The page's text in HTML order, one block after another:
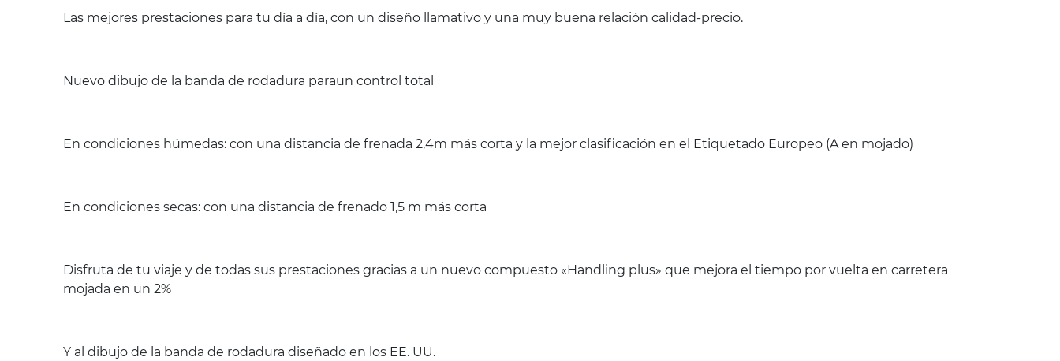
Las mejores prestaciones para tu día a día, con un diseño llamativo y una muy buena relación calidad-precio.
Nuevo dibujo de la banda de rodadura paraun control total
En condiciones húmedas: con una distancia de frenada 2,4m más corta y la mejor clasificación en el Etiquetado Europeo (A en mojado)
En condiciones secas: con una distancia de frenado 1,5 m más corta
Disfruta de tu viaje y de todas sus prestaciones gracias a un nuevo compuesto «Handling plus» que mejora el tiempo por vuelta en carretera
mojada en un 2%
Y al dibujo de la banda de rodadura diseñado en los EE. UU.